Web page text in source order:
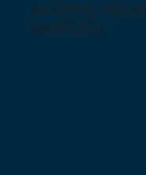
MŮŽETE
NABÍDKU